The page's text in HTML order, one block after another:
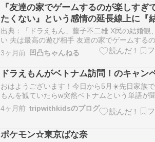
＠＠＠＠＠＠ 霊感カウンセラー渡辺…
『友達の家でゲームするのが楽しすぎ
たくない』という感情の延長線上に『
がある
出典：「ドラえもん」藤子不二雄 X民の結婚観
い 夫は最高の遊び相手 友達の家でゲームする
すぎて帰りたくない、という感情の延長線上に
ある— 金森さかな (@midori_2001_)
2023 >友達の家でゲームするのが楽しすぎて
3ヶ月前 凹凸ちゃんねる
ドラえもんがベトナム訪問！のキャン
おはようございます！今日から5月☀️先日家族
もんを観ていたらw突然ベトナムという単語が
て????????どうやら、5/23のしずかちゃんの
みんなでベトナム旅行に行くらしい✈️！！！！
と????ベトナムのエピ…
4ヶ月前 tripwithkidsのブログ
ポケモン☆東京ばな奈